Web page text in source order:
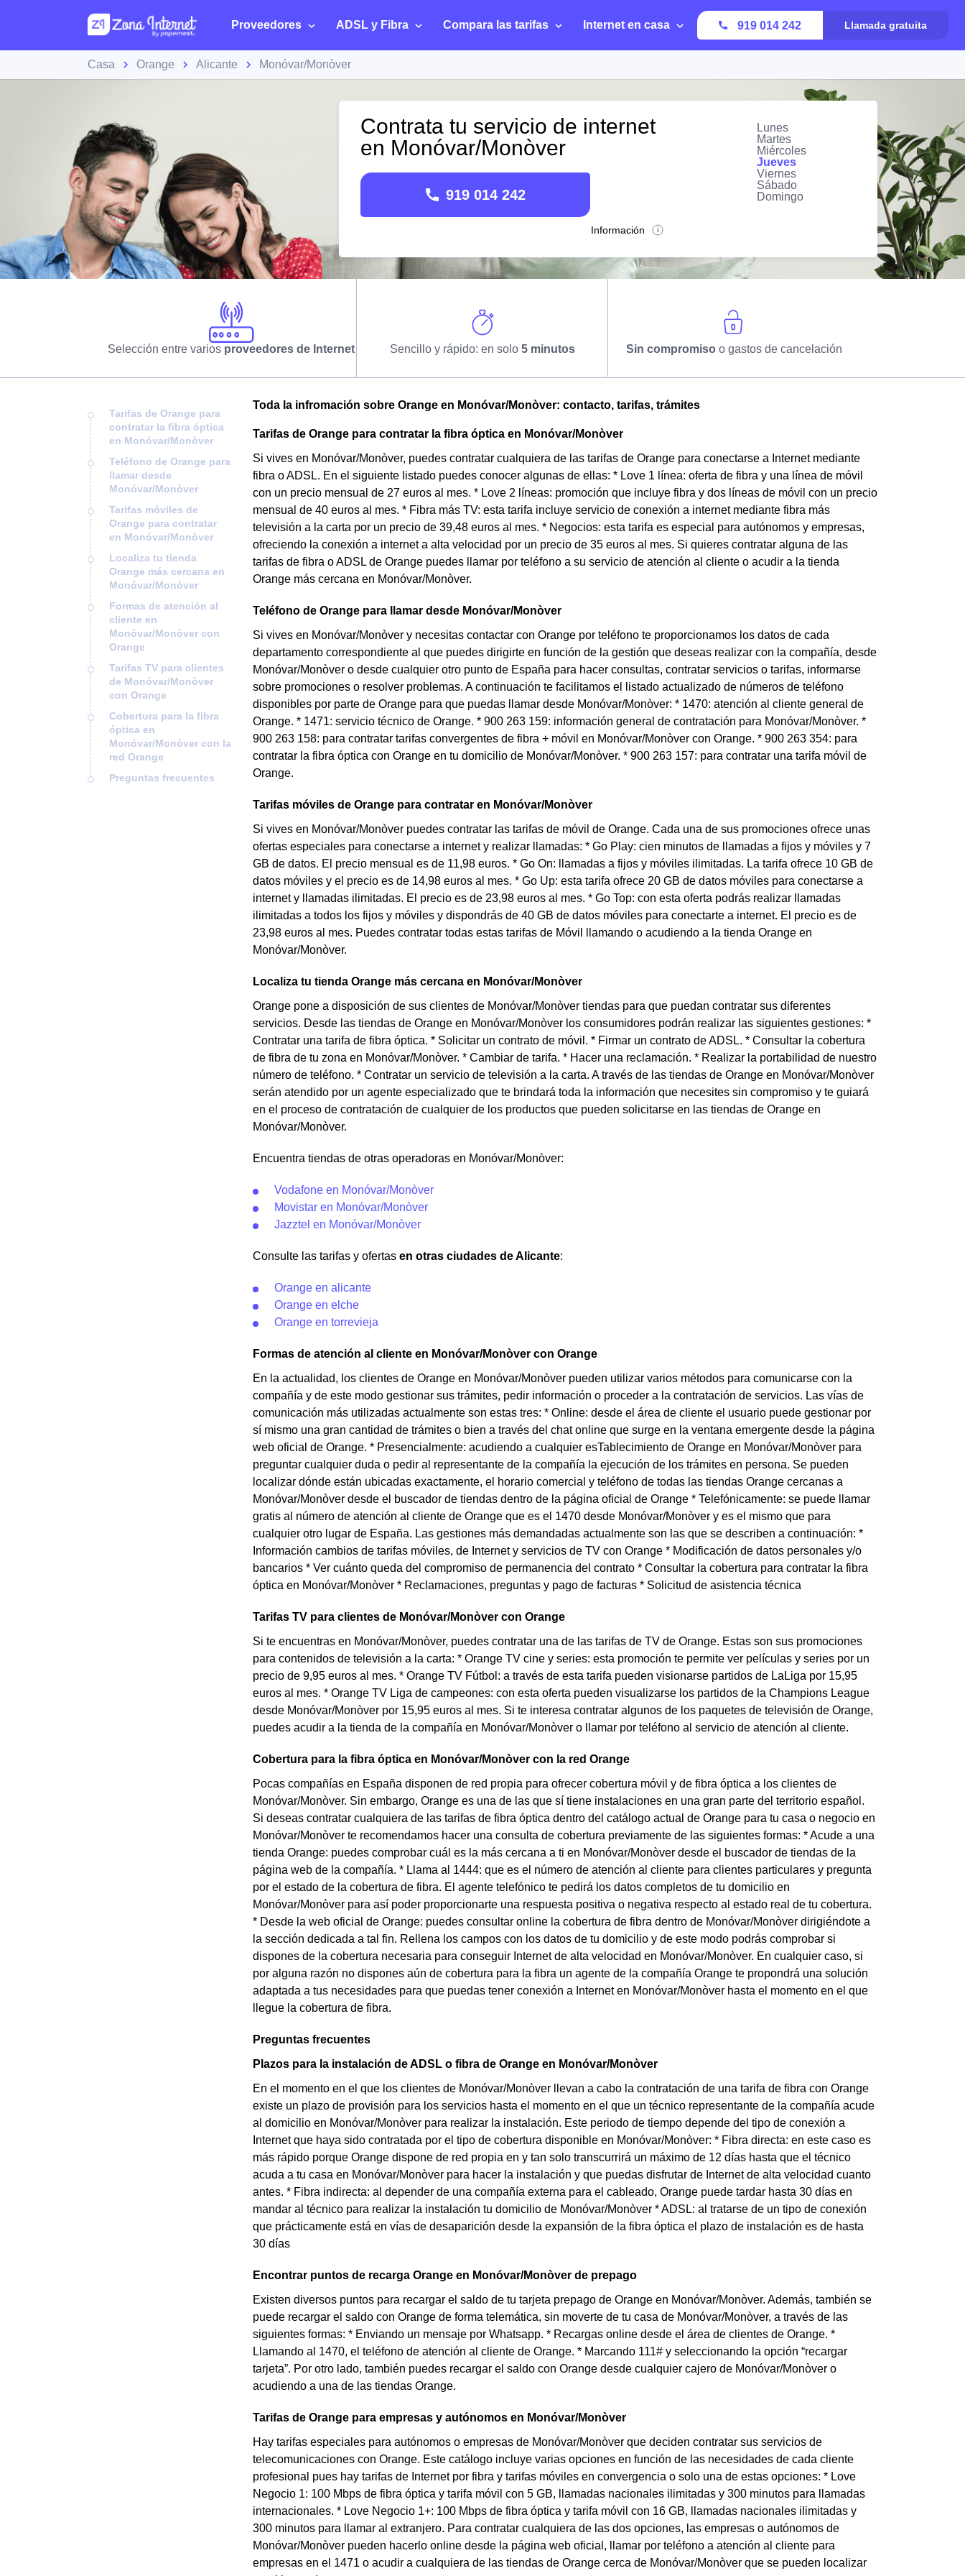
Proveedores ADSL y Fibra Compara las tarifas Internet en casa 919 014 242 Llamada gratuita
Casa Orange Alicante Monóvar/Monòver
Contrata tu servicio de internet
en Monóvar/Monòver
919 014 242
Información
Lunes
Martes
Miércoles
Jueves
Viernes
Sábado
Domingo
Selección entre varios proveedores de Internet Sencillo y rápido: en solo 5 minutos Sin compromiso o gastos de cancelación
Tarifas de Orange para
contratar la fibra óptica
en Monóvar/Monòver
Teléfono de Orange para
llamar desde
Monóvar/Monòver
Tarifas móviles de
Orange para contratar
en Monóvar/Monòver
Localiza tu tienda
Orange más cercana en
Monóvar/Monòver
Formas de atención al
cliente en
Monóvar/Monòver con
Orange
Tarifas TV para clientes
de Monóvar/Monòver
con Orange
Cobertura para la fibra
óptica en
Monóvar/Monòver con la
red Orange
Preguntas frecuentes
Toda la infromación sobre Orange en Monóvar/Monòver: contacto, tarifas, trámites
Tarifas de Orange para contratar la fibra óptica en Monóvar/Monòver
Si vives en Monóvar/Monòver, puedes contratar cualquiera de las tarifas de Orange para conectarse a Internet mediante
fibra o ADSL. En el siguiente listado puedes conocer algunas de ellas: * Love 1 línea: oferta de fibra y una línea de móvil
con un precio mensual de 27 euros al mes. * Love 2 líneas: promoción que incluye fibra y dos líneas de móvil con un precio
mensual de 40 euros al mes. * Fibra más TV: esta tarifa incluye servicio de conexión a internet mediante fibra más
televisión a la carta por un precio de 39,48 euros al mes. * Negocios: esta tarifa es especial para autónomos y empresas,
ofreciendo la conexión a internet a alta velocidad por un precio de 35 euros al mes. Si quieres contratar alguna de las
tarifas de fibra o ADSL de Orange puedes llamar por teléfono a su servicio de atención al cliente o acudir a la tienda
Orange más cercana en Monóvar/Monòver.
Teléfono de Orange para llamar desde Monóvar/Monòver
Si vives en Monóvar/Monòver y necesitas contactar con Orange por teléfono te proporcionamos los datos de cada
departamento correspondiente al que puedes dirigirte en función de la gestión que deseas realizar con la compañía, desde
Monóvar/Monòver o desde cualquier otro punto de España para hacer consultas, contratar servicios o tarifas, informarse
sobre promociones o resolver problemas. A continuación te facilitamos el listado actualizado de números de teléfono
disponibles por parte de Orange para que puedas llamar desde Monóvar/Monòver: * 1470: atención al cliente general de
Orange. * 1471: servicio técnico de Orange. * 900 263 159: información general de contratación para Monóvar/Monòver. *
900 263 158: para contratar tarifas convergentes de fibra + móvil en Monóvar/Monòver con Orange. * 900 263 354: para
contratar la fibra óptica con Orange en tu domicilio de Monóvar/Monòver. * 900 263 157: para contratar una tarifa móvil de
Orange.
Tarifas móviles de Orange para contratar en Monóvar/Monòver
Si vives en Monóvar/Monòver puedes contratar las tarifas de móvil de Orange. Cada una de sus promociones ofrece unas
ofertas especiales para conectarse a internet y realizar llamadas: * Go Play: cien minutos de llamadas a fijos y móviles y 7
GB de datos. El precio mensual es de 11,98 euros. * Go On: llamadas a fijos y móviles ilimitadas. La tarifa ofrece 10 GB de
datos móviles y el precio es de 14,98 euros al mes. * Go Up: esta tarifa ofrece 20 GB de datos móviles para conectarse a
internet y llamadas ilimitadas. El precio es de 23,98 euros al mes. * Go Top: con esta oferta podrás realizar llamadas
ilimitadas a todos los fijos y móviles y dispondrás de 40 GB de datos móviles para conectarte a internet. El precio es de
23,98 euros al mes. Puedes contratar todas estas tarifas de Móvil llamando o acudiendo a la tienda Orange en
Monóvar/Monòver.
Localiza tu tienda Orange más cercana en Monóvar/Monòver
Orange pone a disposición de sus clientes de Monóvar/Monòver tiendas para que puedan contratar sus diferentes
servicios. Desde las tiendas de Orange en Monóvar/Monòver los consumidores podrán realizar las siguientes gestiones: *
Contratar una tarifa de fibra óptica. * Solicitar un contrato de móvil. * Firmar un contrato de ADSL. * Consultar la cobertura
de fibra de tu zona en Monóvar/Monòver. * Cambiar de tarifa. * Hacer una reclamación. * Realizar la portabilidad de nuestro
número de teléfono. * Contratar un servicio de televisión a la carta. A través de las tiendas de Orange en Monóvar/Monòver
serán atendido por un agente especializado que te brindará toda la información que necesites sin compromiso y te guiará
en el proceso de contratación de cualquier de los productos que pueden solicitarse en las tiendas de Orange en
Monóvar/Monòver.
Encuentra tiendas de otras operadoras en Monóvar/Monòver:
Vodafone en Monóvar/Monòver
Movistar en Monóvar/Monòver
Jazztel en Monóvar/Monòver
Consulte las tarifas y ofertas en otras ciudades de Alicante:
Orange en alicante
Orange en elche
Orange en torrevieja
Formas de atención al cliente en Monóvar/Monòver con Orange
En la actualidad, los clientes de Orange en Monóvar/Monòver pueden utilizar varios métodos para comunicarse con la
compañía y de este modo gestionar sus trámites, pedir información o proceder a la contratación de servicios. Las vías de
comunicación más utilizadas actualmente son estas tres: * Online: desde el área de cliente el usuario puede gestionar por
sí mismo una gran cantidad de trámites o bien a través del chat online que surge en la ventana emergente desde la página
web oficial de Orange. * Presencialmente: acudiendo a cualquier esTablecimiento de Orange en Monóvar/Monòver para
preguntar cualquier duda o pedir al representante de la compañía la ejecución de los trámites en persona. Se pueden
localizar dónde están ubicadas exactamente, el horario comercial y teléfono de todas las tiendas Orange cercanas a
Monóvar/Monòver desde el buscador de tiendas dentro de la página oficial de Orange * Telefónicamente: se puede llamar
gratis al número de atención al cliente de Orange que es el 1470 desde Monóvar/Monòver y es el mismo que para
cualquier otro lugar de España. Las gestiones más demandadas actualmente son las que se describen a continuación: *
Información cambios de tarifas móviles, de Internet y servicios de TV con Orange * Modificación de datos personales y/o
bancarios * Ver cuánto queda del compromiso de permanencia del contrato * Consultar la cobertura para contratar la fibra
óptica en Monóvar/Monòver * Reclamaciones, preguntas y pago de facturas * Solicitud de asistencia técnica
Tarifas TV para clientes de Monóvar/Monòver con Orange
Si te encuentras en Monóvar/Monòver, puedes contratar una de las tarifas de TV de Orange. Estas son sus promociones
para contenidos de televisión a la carta: * Orange TV cine y series: esta promoción te permite ver películas y series por un
precio de 9,95 euros al mes. * Orange TV Fútbol: a través de esta tarifa pueden visionarse partidos de LaLiga por 15,95
euros al mes. * Orange TV Liga de campeones: con esta oferta pueden visualizarse los partidos de la Champions League
desde Monóvar/Monòver por 15,95 euros al mes. Si te interesa contratar algunos de los paquetes de televisión de Orange,
puedes acudir a la tienda de la compañía en Monóvar/Monòver o llamar por teléfono al servicio de atención al cliente.
Cobertura para la fibra óptica en Monóvar/Monòver con la red Orange
Pocas compañías en España disponen de red propia para ofrecer cobertura móvil y de fibra óptica a los clientes de
Monóvar/Monòver. Sin embargo, Orange es una de las que sí tiene instalaciones en una gran parte del territorio español.
Si deseas contratar cualquiera de las tarifas de fibra óptica dentro del catálogo actual de Orange para tu casa o negocio en
Monóvar/Monòver te recomendamos hacer una consulta de cobertura previamente de las siguientes formas: * Acude a una
tienda Orange: puedes comprobar cuál es la más cercana a ti en Monóvar/Monòver desde el buscador de tiendas de la
página web de la compañía. * Llama al 1444: que es el número de atención al cliente para clientes particulares y pregunta
por el estado de la cobertura de fibra. El agente telefónico te pedirá los datos completos de tu domicilio en
Monóvar/Monòver para así poder proporcionarte una respuesta positiva o negativa respecto al estado real de tu cobertura.
* Desde la web oficial de Orange: puedes consultar online la cobertura de fibra dentro de Monóvar/Monòver dirigiéndote a
la sección dedicada a tal fin. Rellena los campos con los datos de tu domicilio y de este modo podrás comprobar si
dispones de la cobertura necesaria para conseguir Internet de alta velocidad en Monóvar/Monòver. En cualquier caso, si
por alguna razón no dispones aún de cobertura para la fibra un agente de la compañía Orange te propondrá una solución
adaptada a tus necesidades para que puedas tener conexión a Internet en Monóvar/Monòver hasta el momento en el que
llegue la cobertura de fibra.
Preguntas frecuentes
Plazos para la instalación de ADSL o fibra de Orange en Monóvar/Monòver
En el momento en el que los clientes de Monóvar/Monòver llevan a cabo la contratación de una tarifa de fibra con Orange
existe un plazo de provisión para los servicios hasta el momento en el que un técnico representante de la compañía acude
al domicilio en Monóvar/Monòver para realizar la instalación. Este periodo de tiempo depende del tipo de conexión a
Internet que haya sido contratada por el tipo de cobertura disponible en Monóvar/Monòver: * Fibra directa: en este caso es
más rápido porque Orange dispone de red propia en y tan solo transcurrirá un máximo de 12 días hasta que el técnico
acuda a tu casa en Monóvar/Monòver para hacer la instalación y que puedas disfrutar de Internet de alta velocidad cuanto
antes. * Fibra indirecta: al depender de una compañía externa para el cableado, Orange puede tardar hasta 30 días en
mandar al técnico para realizar la instalación tu domicilio de Monóvar/Monòver * ADSL: al tratarse de un tipo de conexión
que prácticamente está en vías de desaparición desde la expansión de la fibra óptica el plazo de instalación es de hasta
30 días
Encontrar puntos de recarga Orange en Monóvar/Monòver de prepago
Existen diversos puntos para recargar el saldo de tu tarjeta prepago de Orange en Monóvar/Monòver. Además, también se
puede recargar el saldo con Orange de forma telemática, sin moverte de tu casa de Monóvar/Monòver, a través de las
siguientes formas: * Enviando un mensaje por Whatsapp. * Recargas online desde el área de clientes de Orange. *
Llamando al 1470, el teléfono de atención al cliente de Orange. * Marcando 111# y seleccionando la opción “recargar
tarjeta”. Por otro lado, también puedes recargar el saldo con Orange desde cualquier cajero de Monóvar/Monòver o
acudiendo a una de las tiendas Orange.
Tarifas de Orange para empresas y autónomos en Monóvar/Monòver
Hay tarifas especiales para autónomos o empresas de Monóvar/Monòver que deciden contratar sus servicios de
telecomunicaciones con Orange. Este catálogo incluye varias opciones en función de las necesidades de cada cliente
profesional pues hay tarifas de Internet por fibra y tarifas móviles en convergencia o solo una de estas opciones: * Love
Negocio 1: 100 Mbps de fibra óptica y tarifa móvil con 5 GB, llamadas nacionales ilimitadas y 300 minutos para llamadas
internacionales. * Love Negocio 1+: 100 Mbps de fibra óptica y tarifa móvil con 16 GB, llamadas nacionales ilimitadas y
300 minutos para llamar al extranjero. Para contratar cualquiera de las dos opciones, las empresas o autónomos de
Monóvar/Monòver pueden hacerlo online desde la página web oficial, llamar por teléfono a atención al cliente para
empresas en el 1471 o acudir a cualquiera de las tiendas de Orange cerca de Monóvar/Monòver que se pueden localizar